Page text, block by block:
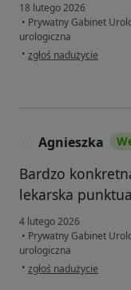
18 lutego 2026
• Prywatny Gabinet
urologiczna
• w opinii użytkownika Jan
zgłoś nadużycie
Agnieszka
Bardzo
lekarska
4 lutego 2026
• Prywatny Gabinet
urologiczna
• w opinii użytkownika
zgłoś nadużycie